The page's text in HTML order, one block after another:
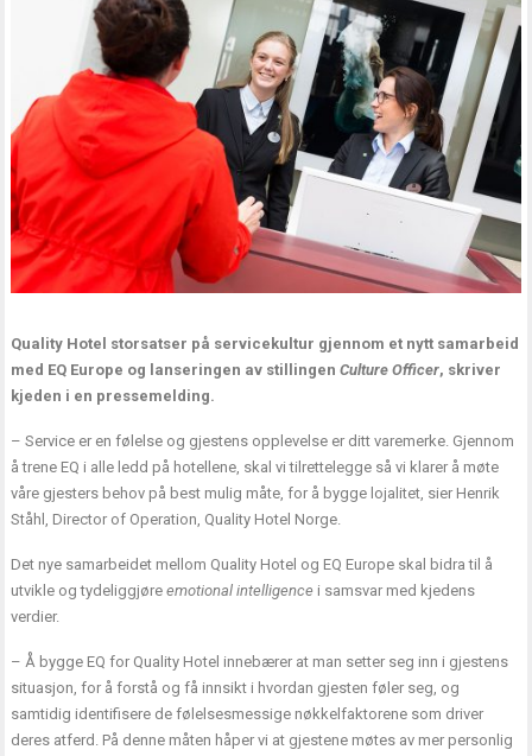
Quality Hotel storsatser på servicekultur gjennom et nytt samarbeid
med EQ Europe og lanseringen av stillingenCulture Officer, skriver
kjeden i en pressemelding.
– Service er en følelse og gjestens opplevelse er ditt varemerke. Gjennom
å trene EQ i alle ledd på hotellene, skal vi tilrettelegge så vi klarer å møte
våre gjesters behov på best mulig måte, for å bygge lojalitet, sier Henrik
Ståhl, Director of Operation, Quality Hotel Norge.
Det nye samarbeidet mellom Quality Hotel og EQ Europe skal bidra til å
utvikle og tydeliggjøreemotional intelligence i samsvar med kjedens
verdier.
– Å bygge EQ for Quality Hotel innebærer at man setter seg inn i gjestens
situasjon, for å forstå og få innsikt i hvordan gjesten føler seg, og
samtidig identifisere de følelsesmessige nøkkelfaktorene som driver
deres atferd. På denne måten håper vi at gjestene møtes av mer personlig